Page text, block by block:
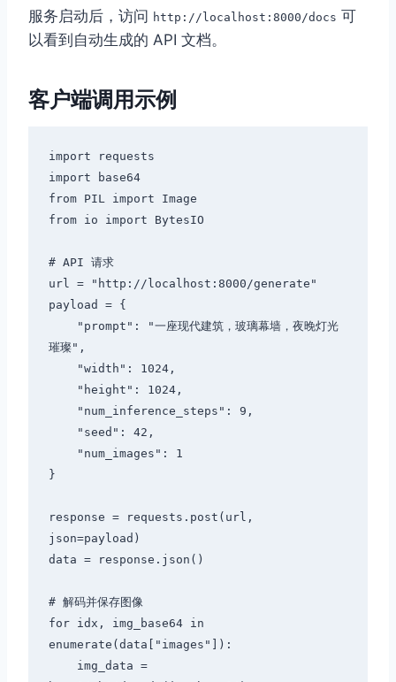
服务启动后，访问 http://localhost:8000/docs 可
以看到自动生成的 API 文档。
客户端调用示例
import requests
import base64
from PIL import Image
from io import BytesIO
# API 请求
url = "http://localhost:8000/generate"
payload = {
璀璨",
}
response = requests.post(url,
json=payload)
data = response.json()
# 解码并保存图像
for idx, img_base64 in
enumerate(data["images"]):